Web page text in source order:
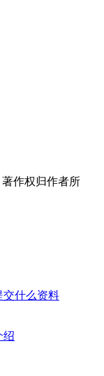
著作权归作者所
交什么资料
绍